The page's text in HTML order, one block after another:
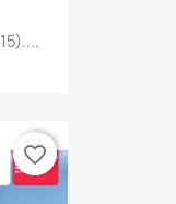
favorite_border